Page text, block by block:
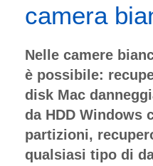
camera
Nelle camere
è possibile:
disk Mac
da HDD Windows
partizioni,
qualsiasi tipo di